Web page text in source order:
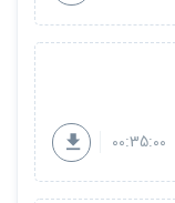
00:35:00